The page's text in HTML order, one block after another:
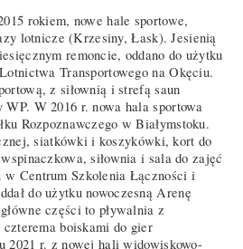
rokiem, nowe hale sportowe,
lotnicze (Krzesiny, Łask). Jesienią
remoncie, oddano do użytku
Transportowego na Okęciu.
z siłownią i strefą saun
WP. W 2016 r. nowa hala sportowa
Rozpoznawczego w Białymstoku.
siatkówki i koszykówki, kort do
siłownia i sala do zajęć
w Centrum Szkolenia Łączności i
do użytku nowoczesną Arenę
części to pływalnia z
boiskami do gier
2021 r. z nowej hali widowiskowo-